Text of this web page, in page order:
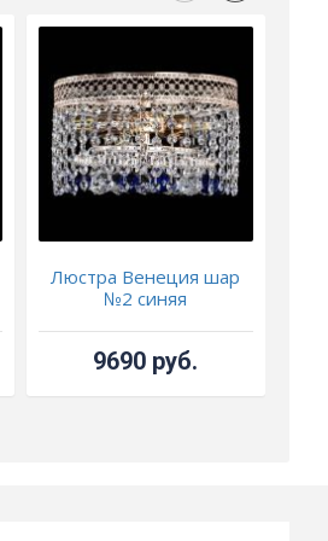
Люстра Венеция шар
№2 синяя
9690 руб.